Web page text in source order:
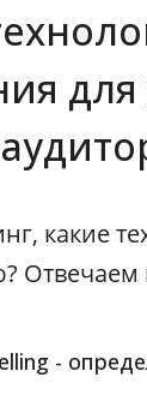
какие
Отвечаем
-